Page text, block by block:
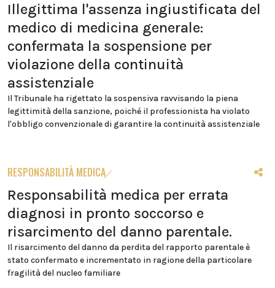
Illegittima l'assenza ingiustificata del
medico di medicina generale:
confermata la sospensione per
violazione della continuità
assistenziale
Il Tribunale ha rigettato la sospensiva ravvisando la piena
legittimità della sanzione, poiché il professionista ha violato
l'obbligo convenzionale di garantire la continuità assistenziale
RESPONSABILITÀ MEDICA
Responsabilità medica per errata
diagnosi in pronto soccorso e
risarcimento del danno parentale.
Il risarcimento del danno da perdita del rapporto parentale è
stato confermato e incrementato in ragione della particolare
fragilità del nucleo familiare